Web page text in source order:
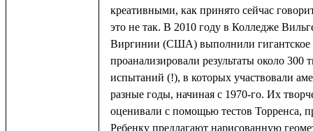
креативными, как принято сейчас
это не так. В 2010 году в Колледже
Виргинии (США) выполнили гигантское
проанализировали результаты около 300
испытаний (!), в которых участвовали
разные годы, начиная с 1970-го. Их
оценивали с помощью тестов Торренса,
Ребенку предлагают нарисованную